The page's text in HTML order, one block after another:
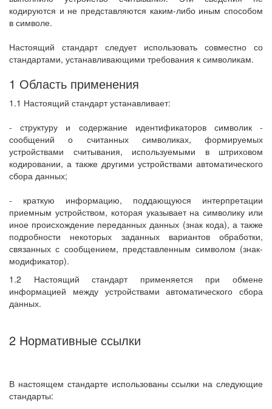
кодируются и не представляются каким-либо иным способом
в символе.
Настоящий стандарт следует использовать совместно со
стандартами, устанавливающими требования к символикам.
1 Область применения
1.1 Настоящий стандарт устанавливает:
- структуру и содержание идентификаторов символик -
сообщений о считанных символиках, формируемых
устройствами считывания, используемыми в штриховом
кодировании, а также другими устройствами автоматического
сбора данных;
- краткую информацию, поддающуюся интерпретации
приемным устройством, которая указывает на символику или
иное происхождение переданных данных (знак кода), а также
подробности некоторых заданных вариантов обработки,
связанных с сообщением, представленным символом (знак-
модификатор).
1.2 Настоящий стандарт применяется при обмене
информацией между устройствами автоматического сбора
данных.
2 Нормативные ссылки
В настоящем стандарте использованы ссылки на следующие
стандарты: